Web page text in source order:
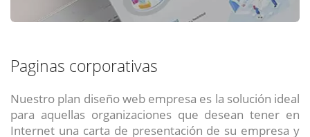
Paginas corporativas
Nuestro plan diseño web empresa es la solución ideal
para aquellas organizaciones que desean tener en
Internet una carta de presentación de su empresa y